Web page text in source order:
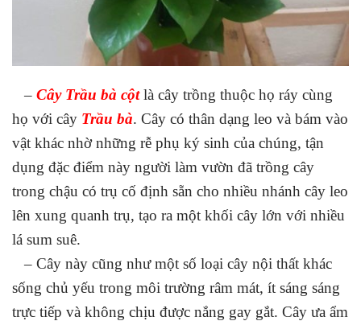
– Cây Trầu bà cột là cây trồng thuộc họ ráy cùng
họ với cây Trầu bà. Cây có thân dạng leo và bám vào
vật khác nhờ những rễ phụ ký sinh của chúng, tận
dụng đặc điểm này người làm vườn đã trồng cây
trong chậu có trụ cố định sẵn cho nhiều nhánh cây leo
lên xung quanh trụ, tạo ra một khối cây lớn với nhiều
lá sum suê.
– Cây này cũng như một số loại cây nội thất khác
sống chủ yếu trong môi trường râm mát, ít sáng sáng
trực tiếp và không chịu được nắng gay gắt. Cây ưa ẩm